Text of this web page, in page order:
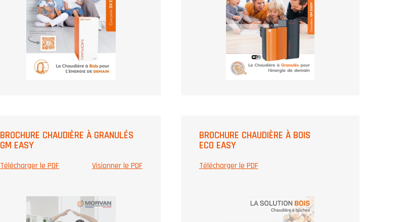
BROCHURE CHAUDIÈRE À GRANULÉS
GM EASY
Télécharger le PDF Visionner le PDF
BROCHURE CHAUDIÈRE À BOIS
ECO EASY
Télécharger le PDF